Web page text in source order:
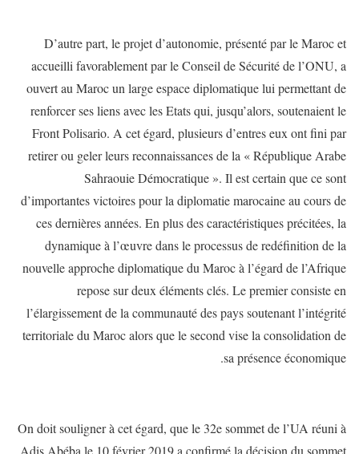
D’autre part, le projet d’autonomie, présenté par le Maroc et
accueilli favorablement par le Conseil de Sécurité de l’ONU, a
ouvert au Maroc un large espace diplomatique lui permettant de
renforcer ses liens avec les Etats qui, jusqu’alors, soutenaient le
Front Polisario. A cet égard, plusieurs d’entres eux ont fini par
retirer ou geler leurs reconnaissances de la « République Arabe
Sahraouie Démocratique ». Il est certain que ce sont
d’importantes victoires pour la diplomatie marocaine au cours de
ces dernières années. En plus des caractéristiques précitées, la
dynamique à l’œuvre dans le processus de redéfinition de la
nouvelle approche diplomatique du Maroc à l’égard de l’Afrique
repose sur deux éléments clés. Le premier consiste en
l’élargissement de la communauté des pays soutenant l’intégrité
territoriale du Maroc alors que le second vise la consolidation de
sa présence économique.
On doit souligner à cet égard, que le 32e sommet de l’UA réuni à